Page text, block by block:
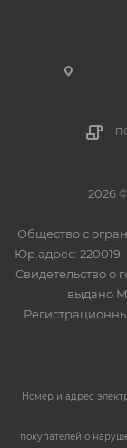
2026
Общество с
Юр.адрес:
Свидетельство о
выдано
Номер и адрес
покупателей о